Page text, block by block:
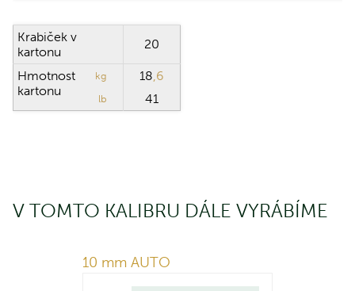
Krabiček v
kartonu
20
Hmotnost
kartonu
kg 18 ,6
lb 41
V TOMTO KALIBRU DÁLE VYRÁBÍME
10 mm AUTO